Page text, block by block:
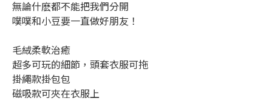
無論什麽都不能把我們分開
噗噗和小豆要一直做好朋友！
毛絨柔軟治癒
超多可玩的細節，頭套衣服可拖
掛繩款掛包包
磁吸款可夾在衣服上